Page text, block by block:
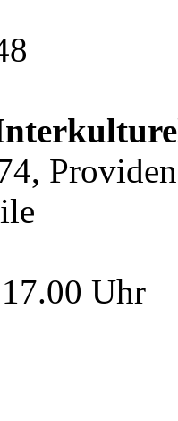
Uhr